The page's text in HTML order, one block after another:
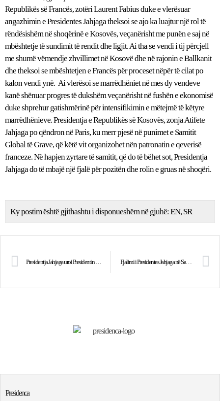
Republikës së Francës, zotëri Laurent Fabius duke e vlerësuar
angazhimin e Presidentes Jahjaga theksoi se ajo ka luajtur një rol të
rëndësishëm në shoqërinë e Kosovës, veçanërisht me punën e saj në
mbështetje të sundimit të rendit dhe ligjit. Ai tha se vendi i tij përcjell
me shumë vëmendje zhvillimet në Kosovë dhe në rajonin e Ballkanit
dhe theksoi se mbështetjen e Francës për proceset nëpër të cilat po
kalon vendi ynë. Ai vlerësoi se marrëdhëniet në mes dy vendeve
kanë shënuar progres të dukshëm veçanërisht në fushën e ekonomisë
duke shprehur gatishmërinë për intensifikimin e mëtejmë të këtyre
marrëdhënieve. Presidentja e Republikës së Kosovës, zonja Atifete
Jahjaga po qëndron në Paris, ku merr pjesë në punimet e Samitit
Global të Grave, që këtë vit organizohet nën patronatin e qeverisë
franceze. Në hapjen zyrtare të samitit, që do të bëhet sot, Presidentja
Jahjaga do të mbajë një fjalë për pozitën dhe rolin e gruas në shoqëri.
Ky postim është gjithashtu i disponueshëm në gjuhë:EN SR
Fjalimi i Presidentes Jahjaga në Samitin Global të Grave
Presidenca